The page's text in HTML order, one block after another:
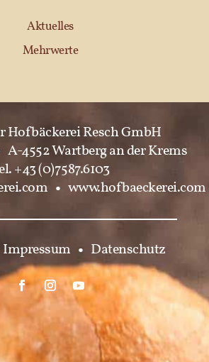
Aktuelles
Mehrwerte
Hofbäckerei Resch GmbH
A-4552 Wartberg an der Krems
+43 (0)7587.6103
• www.hofbaeckerei.com
Impressum • Datenschutz